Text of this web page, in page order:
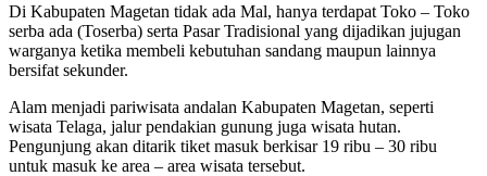
Di Kabupaten Magetan tidak ada Mal, hanya terdapat Toko – Toko
serba ada (Toserba) serta Pasar Tradisional yang dijadikan jujugan
warganya ketika membeli kebutuhan sandang maupun lainnya
bersifat sekunder.
Alam menjadi pariwisata andalan Kabupaten Magetan, seperti
wisata Telaga, jalur pendakian gunung juga wisata hutan.
Pengunjung akan ditarik tiket masuk berkisar 19 ribu – 30 ribu
untuk masuk ke area – area wisata tersebut.